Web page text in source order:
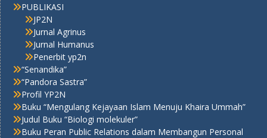
PUBLIKASI
JP2N
Jurnal Agrinus
Jurnal Humanus
Penerbit yp2n
“Senandika”
“Pandora Sastra”
Profil YP2N
Buku “Mengulang Kejayaan Islam Menuju Khaira Ummah”
Judul Buku “Biologi molekuler”
Buku Peran Public Relations dalam Membangun Personal